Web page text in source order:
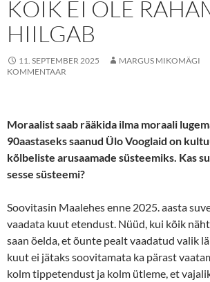
KÕIK EI OLE
HIILGAB
11. SEPTEMBER 2025 MARGUS MIKOMÄGI
KOMMENTAAR
Moraalist saab rääkida ilma moraali
90aastaseks saanud Ülo Vooglaid on
kõlbeliste arusaamade süsteemiks. Kas
sesse süsteemi?
Soovitasin Maalehes enne 2025. aasta
vaadata kuut etendust. Nüüd, kui kõik
saan öelda, et õunte pealt vaadatud valik
kuut ei jätaks soovitamata ka pärast
kolm tippetendust ja kolm ütleme, et